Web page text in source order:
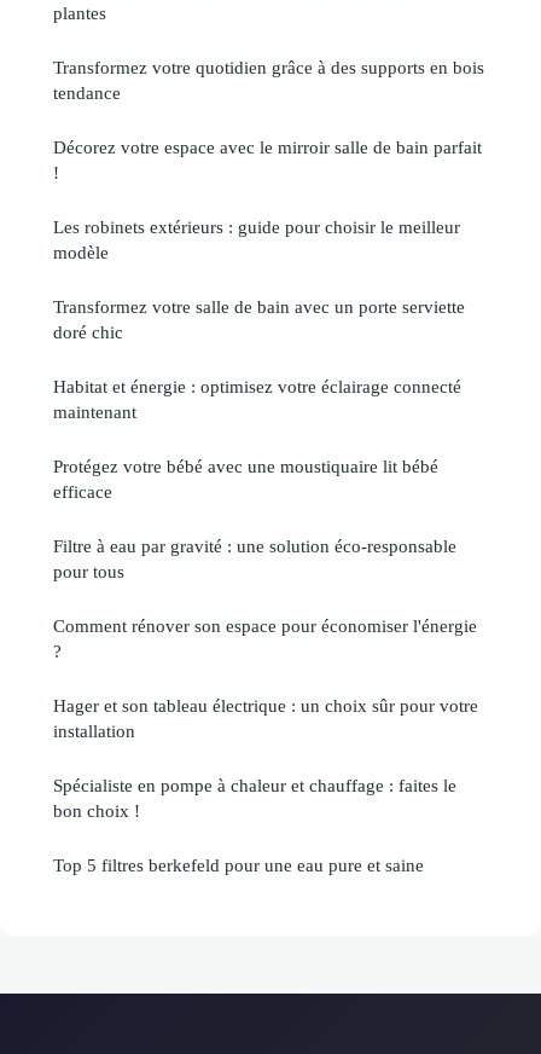
plantes
Transformez votre quotidien grâce à des supports en bois
tendance
Décorez votre espace avec le mirroir salle de bain parfait
!
Les robinets extérieurs : guide pour choisir le meilleur
modèle
Transformez votre salle de bain avec un porte serviette
doré chic
Habitat et énergie : optimisez votre éclairage connecté
maintenant
Protégez votre bébé avec une moustiquaire lit bébé
efficace
Filtre à eau par gravité : une solution éco-responsable
pour tous
Comment rénover son espace pour économiser l'énergie
?
Hager et son tableau électrique : un choix sûr pour votre
installation
Spécialiste en pompe à chaleur et chauffage : faites le
bon choix !
Top 5 filtres berkefeld pour une eau pure et saine